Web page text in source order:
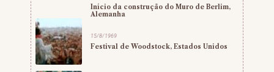
Início da construção do Muro de Berlim,
Alemanha
15/8/1969
Festival de Woodstock, Estados Unidos